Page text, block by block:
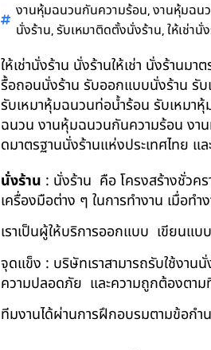
งานหุ้มฉนวนกันความร้อน,งานหุ้มฉน
นั่งร้าน,รับเหมาติดตั้งนั่งร้าน,ให้เช่านั่
ให้เช่านั่งร้าน นั่งร้านให้เช่า นั่งร้าน
รื้อถอนนั่งร้าน รับออกแบบนั่งร้าน รั
รับเหมาหุ้มฉนวนท่อน้ำร้อน รับเหมา
ฉนวน งานหุ้มฉนวนกันความร้อน งา
ดมาตรฐานนั่งร้านแห่งประเทศไทย
นั่งร้าน : นั่งร้าน คือ โครงสร้างชั่วค
เครื่องมือต่าง ๆ ในการทำงาน เมื่อท
เราเป็นผู้ให้บริการออกแบบ เขียนแ
จุดแข็ง : บริษัทเราสามารถรับใช้งา
ความปลอดภัย และความถูกต้องตา
ทีมงานได้ผ่านการฝึกอบรมตามข้อก